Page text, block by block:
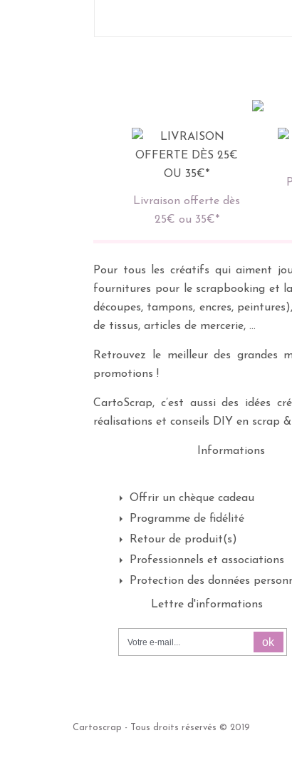
Livraison offerte dès
25€ ou 35€*
Pour tous les créatifs qui aiment
fournitures pour le scrapbooking et
découpes, tampons, encres,
de tissus, articles de mercerie, …
Retrouvez le meilleur des grandes
promotions !
CartoScrap, c’est aussi des idées
réalisations et conseils DIY en scrap
Informations
Offrir un chèque cadeau
Programme de fidélité
Retour de produit(s)
Professionnels et associations
Protection des données
Lettre d'informations
ok
Cartoscrap - Tous droits réservés © 2019